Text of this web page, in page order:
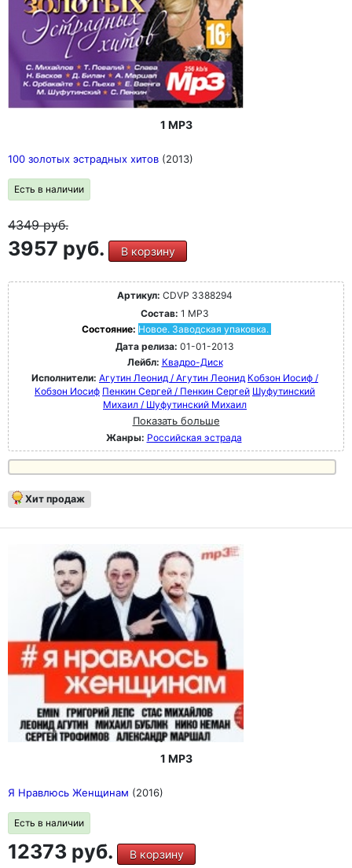
1 MP3
100 золотых эстрадных хитов (2013)
Есть в наличии
4349руб.
3957 руб. В корзину
Артикул: CDVP 3388294
Состав: 1 MP3
Состояние: Новое. Заводская упаковка.
Дата релиза: 01-01-2013
Лейбл: Квадро-Диск
Исполнители: Агутин Леонид / Агутин Леонид Кобзон Иосиф /
Кобзон Иосиф Пенкин Сергей / Пенкин Сергей Шуфутинский
Михаил / Шуфутинский Михаил
Показать больше
Жанры: Российская эстрада
Хит продаж
1 MP3
Я Нравлюсь Женщинам (2016)
Есть в наличии
12373 руб. В корзину